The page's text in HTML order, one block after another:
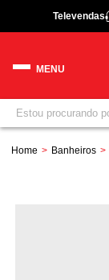
Televendas
Home Banheiros